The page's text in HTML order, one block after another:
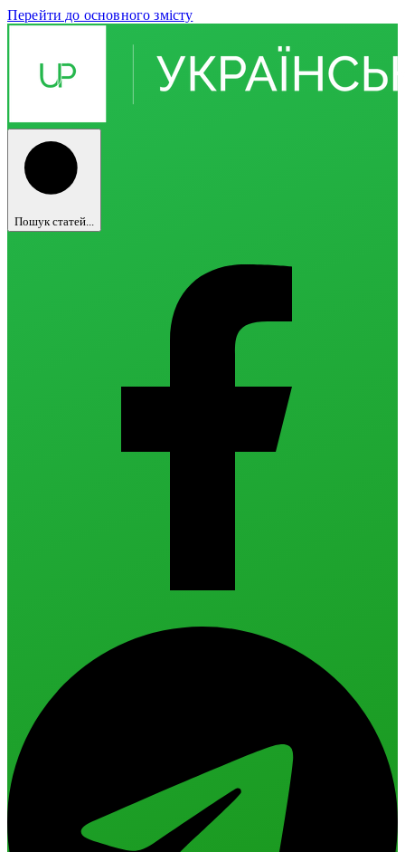
Перейти до основного змісту
Пошук статей...